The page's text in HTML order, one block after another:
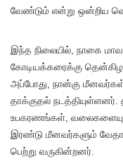
வேண்டும் என்று ஒன்றிய
இந்த நிலையில், நாகை
கோடியக்கரைக்கு
அப்போது, நான்கு
தாக்குதல் நடத்தியுள்ளனர்.
உபகரணங்கள்,
இரண்டு மீனவர்களும்
பெற்று வருகின்றனர்.